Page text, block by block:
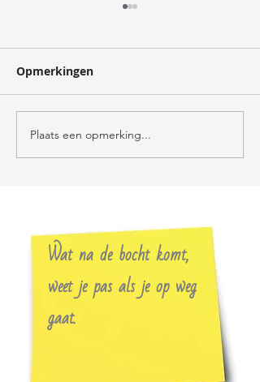
verzorger
Opmerkingen
Plaats een opmerking...
Wat na de bocht komt,
weet je pas als je op weg
gaat.